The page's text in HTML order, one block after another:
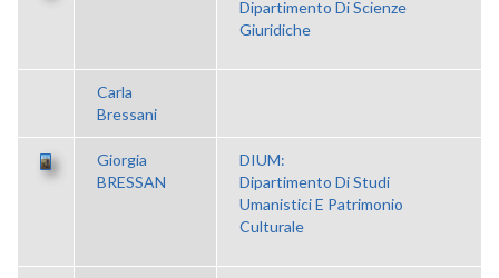
Dipartimento Di Scienze
Giuridiche
Carla
Bressani
Giorgia
BRESSAN
DIUM:
Dipartimento Di Studi
Umanistici E Patrimonio
Culturale